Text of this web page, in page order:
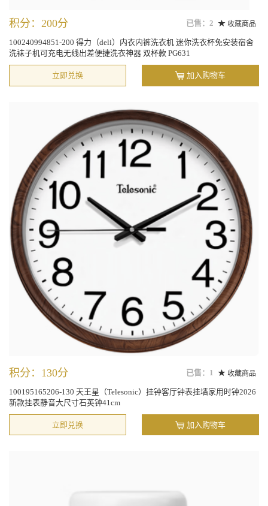
已售：2 收藏商品
积分：200分
100240994851-200 得力（deli）内衣内裤洗衣机 迷你洗衣杯免安装宿舍
洗袜子机可充电无线出差便捷洗衣神器 双杯款 PG631
立即兑换 加入购物车
已售：1 收藏商品
积分：130分
100195165206-130 天王星（Telesonic）挂钟客厅钟表挂墙家用时钟2026
新款挂表静音大尺寸石英钟41cm
立即兑换 加入购物车